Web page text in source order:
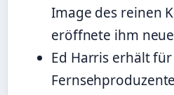
Image des reinen
eröffnete ihm
Ed Harris erhält